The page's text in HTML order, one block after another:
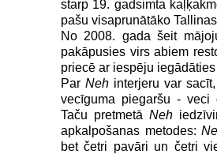
starp 19. gadsimta
pašu visaprunātāko
No 2008. gada šeit
pakāpusies virs abiem
priecē ar iespēju
ParNeh interjeru var
vecīguma piegaršu -
Taču pretmetā Neh
apkalpošanas metodes:
bet četri pavāri un četri